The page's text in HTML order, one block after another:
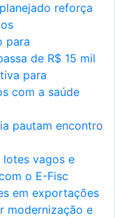
reforça
para
de R$ 15 mil
para
com a saúde
pautam encontro
vagos e
o E-Fisc
em exportações
modernização e